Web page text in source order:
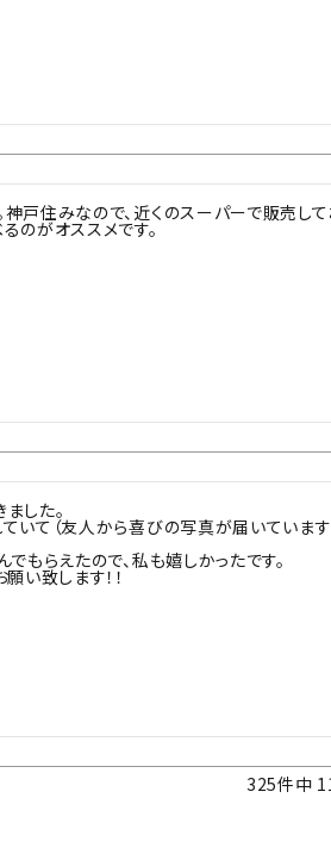
戸住みなので、近くのスーパーで販売して
のがオススメです。
した。
いて（友人から喜びの写真が届いています
もらえたので、私も嬉しかったです。
325件中